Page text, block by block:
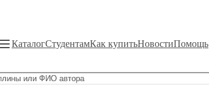
КаталогСтудентамКак купитьНовостиПомощь